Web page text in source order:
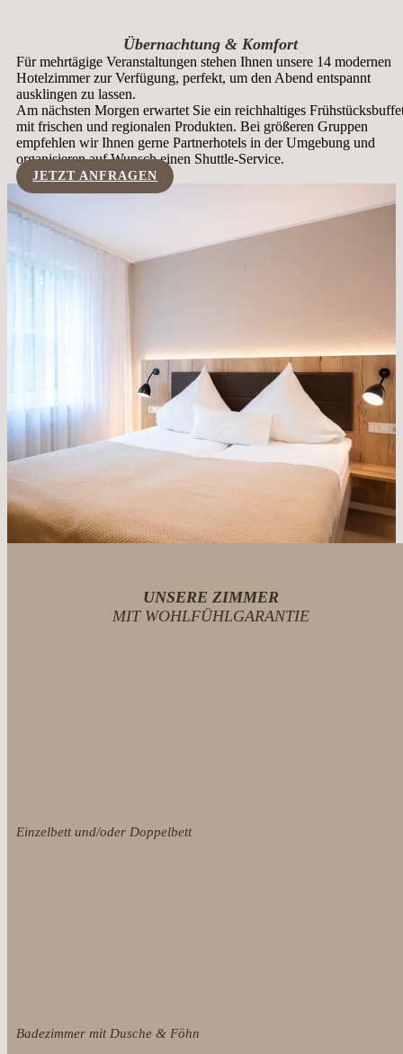
Übernachtung & Komfort
Für mehrtägige Veranstaltungen stehen Ihnen unsere 14 modernen
Hotelzimmer zur Verfügung, perfekt, um den Abend entspannt
ausklingen zu lassen.
Am nächsten Morgen erwartet Sie ein reichhaltiges
mit frischen und regionalen Produkten. Bei größeren Gruppen
empfehlen wir Ihnen gerne Partnerhotels in der Umgebung und
organisieren auf Wunsch einen Shuttle-Service.
JETZT ANFRAGEN
UNSERE ZIMMER
MIT WOHLFÜHLGARANTIE
Einzelbett und/oder Doppelbett
Badezimmer mit Dusche & Föhn